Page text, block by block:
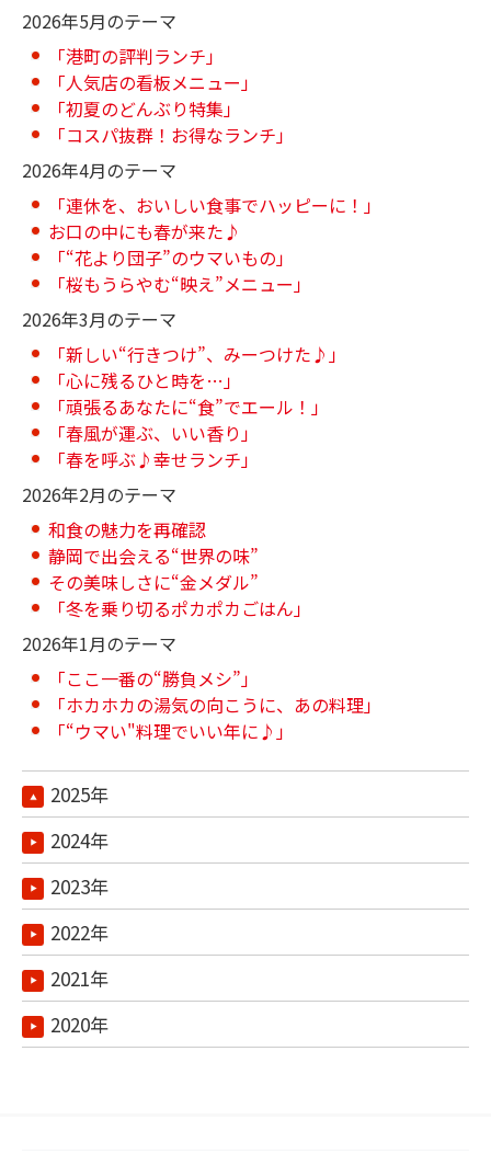
2026年5月のテーマ
「港町の評判ランチ」
「人気店の看板メニュー」
「初夏のどんぶり特集」
「コスパ抜群！お得なランチ」
2026年4月のテーマ
「連休を、おいしい食事でハッピーに！」
お口の中にも春が来た♪
「“花より団子”のウマいもの」
「桜もうらやむ“映え”メニュー」
2026年3月のテーマ
「新しい“行きつけ”、みーつけた♪」
「心に残るひと時を…」
「頑張るあなたに“食”でエール！」
「春風が運ぶ、いい香り」
「春を呼ぶ♪幸せランチ」
2026年2月のテーマ
和食の魅力を再確認
静岡で出会える“世界の味”
その美味しさに“金メダル”
「冬を乗り切るポカポカごはん」
2026年1月のテーマ
「ここ一番の“勝負メシ”」
「ホカホカの湯気の向こうに、あの料理」
「“ウマい"料理でいい年に♪」
2025年
2024年
2023年
2022年
2021年
2020年